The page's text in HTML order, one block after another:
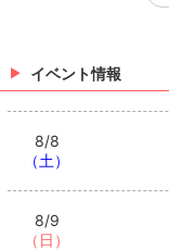
イベント情報
8/8
（土）
8/9
（日）